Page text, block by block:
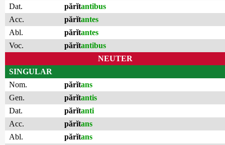
Dat.
părĭtantibus
Acc.
părĭtantes
Abl.
părĭtantes
Voc.
părĭtantibus
NEUTER
SINGULAR
Nom.
părĭtans
Gen.
părĭtantis
Dat.
părĭtanti
Acc.
părĭtans
Abl.
părĭtans